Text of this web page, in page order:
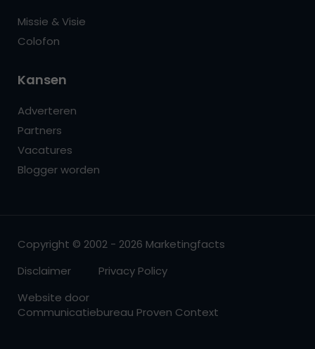
Missie & Visie
Colofon
Kansen
Adverteren
Partners
Vacatures
Blogger worden
Copyright © 2002 - 2026 Marketingfacts
Disclaimer
Privacy Policy
Website door
Communicatiebureau Proven Context